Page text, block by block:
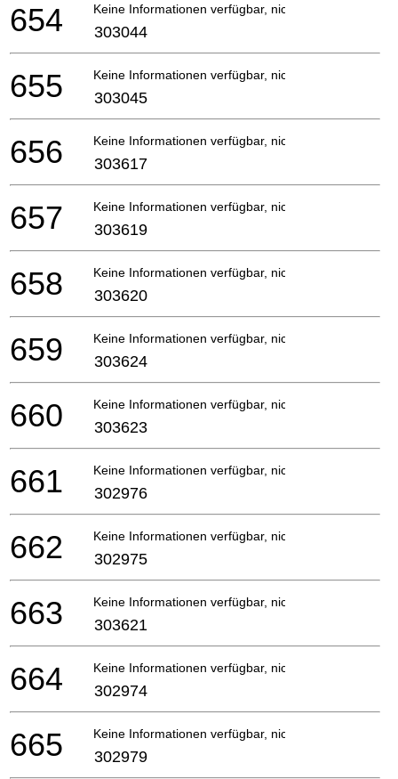
Keine Informationen verfügbar, nicht bestellbar
654 303044
Keine Informationen verfügbar, nicht bestellbar
655 303045
Keine Informationen verfügbar, nicht bestellbar
656 303617
Keine Informationen verfügbar, nicht bestellbar
657 303619
Keine Informationen verfügbar, nicht bestellbar
658 303620
Keine Informationen verfügbar, nicht bestellbar
659 303624
Keine Informationen verfügbar, nicht bestellbar
660 303623
Keine Informationen verfügbar, nicht bestellbar
661 302976
Keine Informationen verfügbar, nicht bestellbar
662 302975
Keine Informationen verfügbar, nicht bestellbar
663 303621
Keine Informationen verfügbar, nicht bestellbar
664 302974
Keine Informationen verfügbar, nicht bestellbar
665 302979